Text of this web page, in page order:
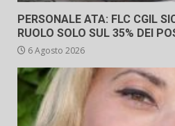
PERSONALE ATA: FLC CGIL
RUOLO SOLO SUL 35% DEI
6 Agosto 2026